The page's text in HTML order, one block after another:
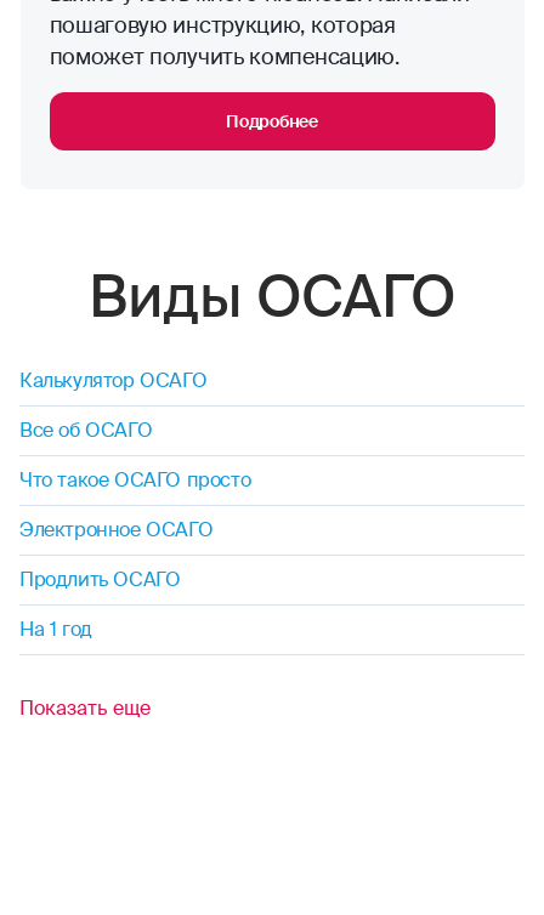
пошаговую инструкцию, которая
поможет получить компенсацию.
Подробнее
Виды ОСАГО
Калькулятор ОСАГО
Все об ОСАГО
Что такое ОСАГО просто
Электронное ОСАГО
Продлить ОСАГО
На 1 год
Показать еще